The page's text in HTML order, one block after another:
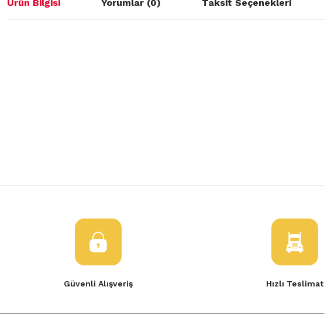
Ürün Bilgisi Yorumlar (0) Taksit Seçenekleri
Güvenli Alışveriş Hızlı Teslimat